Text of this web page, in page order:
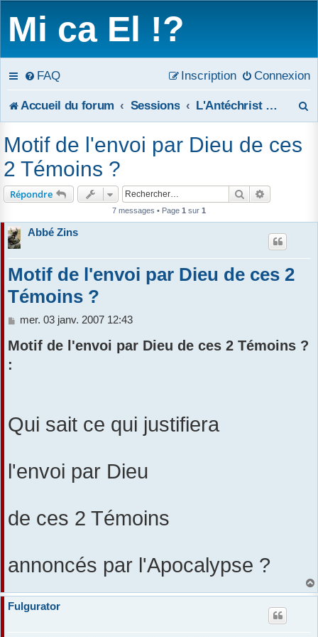
Mi ca El !?
FAQ Connexion
Inscription
Accueil du forum Sessions L'Antéchrist et les deux Témoins de l'Apocalypse
c
Motif de l'envoi par Dieu de ces
2 Témoins ?
Répondre Rechercher
7 messages • Page 1 sur 1
Abbé Zins
Motif de l'envoi par Dieu de ces 2
Témoins ?
M
s
mer. 03 janv. 2007 12:43
Motif de l'envoi par Dieu de ces 2 Témoins ?
:
Qui sait ce qui justifiera
l'envoi par Dieu
de ces 2 Témoins
annoncés par l'Apocalypse ?
Fulgurator